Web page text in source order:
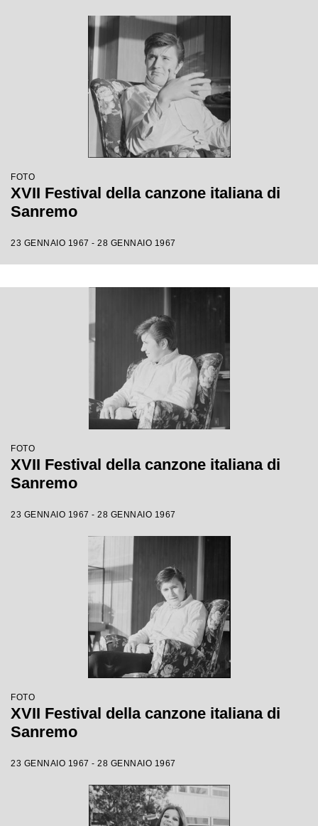
FOTO
XVII Festival della canzone italiana di
Sanremo
23 GENNAIO 1967 - 28 GENNAIO 1967
FOTO
XVII Festival della canzone italiana di
Sanremo
23 GENNAIO 1967 - 28 GENNAIO 1967
FOTO
XVII Festival della canzone italiana di
Sanremo
23 GENNAIO 1967 - 28 GENNAIO 1967